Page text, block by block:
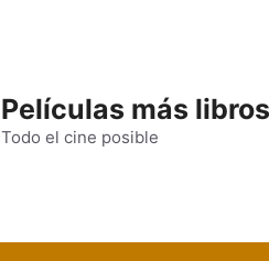
Películas más libros
Todo el cine posible